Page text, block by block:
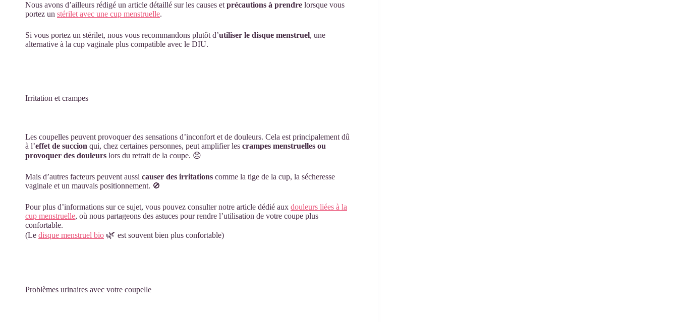
Nous avons d’ailleurs rédigé un article détaillé sur les causes et précautions à prendre lorsque vous
portez un stérilet avec une cup menstruelle.
Si vous portez un stérilet, nous vous recommandons plutôt d’utiliser le disque menstruel, une
alternative à la cup vaginale plus compatible avec le DIU.
Irritation et crampes
Les coupelles peuvent provoquer des sensations d’inconfort et de douleurs. Cela est principalement dû
à l’effet de succion qui, chez certaines personnes, peut amplifier les crampes menstruelles ou
provoquer des douleurs lors du retrait de la coupe. 😣
Mais d’autres facteurs peuvent aussi causer des irritations comme la tige de la cup, la sécheresse
vaginale et un mauvais positionnement. 🚫
Pour plus d’informations sur ce sujet, vous pouvez consulter notre article dédié aux douleurs liées à la
cup menstruelle, où nous partageons des astuces pour rendre l’utilisation de votre coupe plus
confortable.
(Le disque menstruel bio 🌿 est souvent bien plus confortable)
Problèmes urinaires avec votre coupelle